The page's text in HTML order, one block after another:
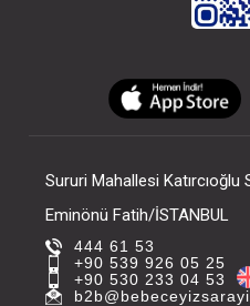
Sururi Mahallesi
Eminönü Fatih/İSTANBUL
444 61 53
+90 539 926 05 25
+90 530 233 04 53